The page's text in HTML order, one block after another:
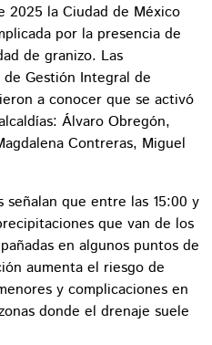
2025 la Ciudad de México
por la presencia de
de granizo. Las
Gestión Integral de
a conocer que se activó
Álvaro Obregón,
Contreras, Miguel
que entre las 15:00 y
que van de los
en algunos puntos de
aumenta el riesgo de
y complicaciones en
donde el drenaje suele